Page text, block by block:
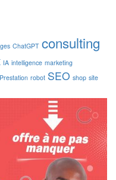
ChatGPT consulting
IA intelligence marketing
Prestation robot SEO shop site